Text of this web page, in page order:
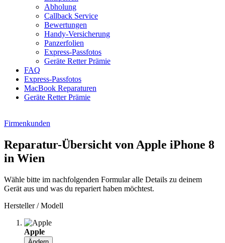
Abholung
Callback Service
Bewertungen
Handy-Versicherung
Panzerfolien
Express-Passfotos
Geräte Retter Prämie
FAQ
Express-Passfotos
MacBook Reparaturen
Geräte Retter Prämie
Firmenkunden
Reparatur-Übersicht von Apple iPhone 8
in Wien
Wähle bitte im nachfolgenden Formular alle Details zu deinem
Gerät aus und was du repariert haben möchtest.
Hersteller / Modell
Apple